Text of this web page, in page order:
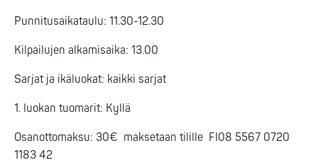
Punnitusaikataulu: 11.30-12.30
Kilpailujen alkamisaika: 13.00
Sarjat ja ikäluokat: kaikki sarjat
1. luokan tuomarit: Kyllä
Osanottomaksu: 30€ maksetaan tilille FI08 5567 0720
1183 42